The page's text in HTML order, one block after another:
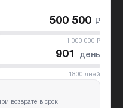
500 500 ₽
1 000 000 ₽
901 день
1800 дней
возврате в срок